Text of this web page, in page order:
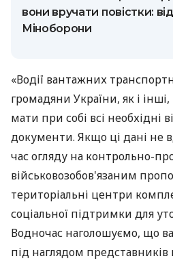
вони вручати повістки:
Міноборони
«Водії вантажних
громадяни України, як і
мати при собі всі необхідні
документи. Якщо ці дані не
час огляду на контрольно-
військовозобов'язаним
територіальні центри
соціальної підтримки для
Водночас наголошуємо, що
під наглядом